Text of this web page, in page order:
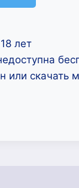
лет
или скачать